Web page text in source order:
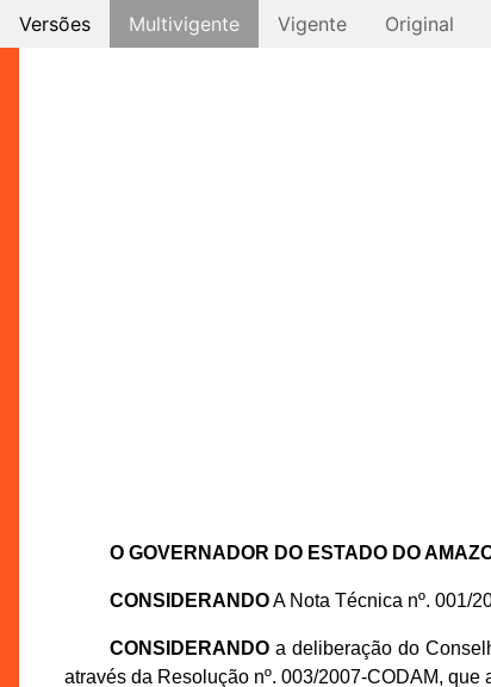
Versões Multivigente Vigente Original
O GOVERNADOR DO ESTADO DO
CONSIDERANDOA Nota Técnica nº. 001/
CONSIDERANDOa deliberação do
através da Resolução nº. 003/2007-CODAM,